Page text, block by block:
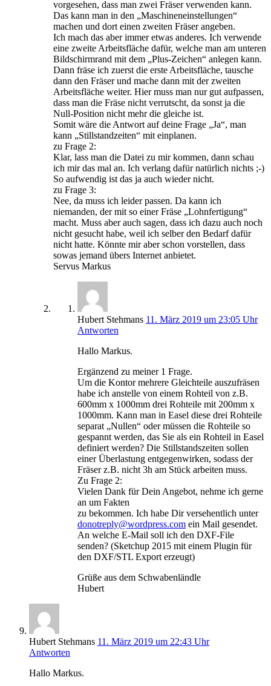
vorgesehen, dass man zwei Fräser verwenden kann.
Das kann man in den „Maschineneinstellungen“
machen und dort einen zweiten Fräser angeben.
Ich mach das aber immer etwas anderes. Ich verwende
eine zweite Arbeitsfläche dafür, welche man am unteren
Bildschirmrand mit dem „Plus-Zeichen“ anlegen kann.
Dann fräse ich zuerst die erste Arbeitsfläche, tausche
dann den Fräser und mache dann mit der zweiten
Arbeitsfläche weiter. Hier muss man nur gut aufpassen,
dass man die Fräse nicht verrutscht, da sonst ja die
Null-Position nicht mehr die gleiche ist.
Somit wäre die Antwort auf deine Frage „Ja“, man
kann „Stillstandzeiten“ mit einplanen.
zu Frage 2:
Klar, lass man die Datei zu mir kommen, dann schau
ich mir das mal an. Ich verlang dafür natürlich nichts ;-)
So aufwendig ist das ja auch wieder nicht.
zu Frage 3:
Nee, da muss ich leider passen. Da kann ich
niemanden, der mit so einer Fräse „Lohnfertigung“
macht. Muss aber auch sagen, dass ich dazu auch noch
nicht gesucht habe, weil ich selber den Bedarf dafür
nicht hatte. Könnte mir aber schon vorstellen, dass
sowas jemand übers Internet anbietet.
Servus Markus
Hubert Stehmans 11. März 2019 um 23:05 Uhr
Antworten
Hallo Markus.
Ergänzend zu meiner 1 Frage.
Um die Kontor mehrere Gleichteile auszufräsen
habe ich anstelle von einem Rohteil von z.B.
600mm x 1000mm drei Rohteile mit 200mm x
1000mm. Kann man in Easel diese drei Rohteile
separat „Nullen“ oder müssen die Rohteile so
gespannt werden, das Sie als ein Rohteil in Easel
definiert werden? Die Stillstandszeiten sollen
einer Überlastung entgegenwirken, sodass der
Fräser z.B. nicht 3h am Stück arbeiten muss.
Zu Frage 2:
Vielen Dank für Dein Angebot, nehme ich gerne
an um Fakten
zu bekommen. Ich habe Dir versehentlich unter
donotreply@wordpress.com ein Mail gesendet.
An welche E-Mail soll ich den DXF-File
senden? (Sketchup 2015 mit einem Plugin für
den DXF/STL Export erzeugt)
Grüße aus dem Schwabenländle
Hubert
Hubert Stehmans 11. März 2019 um 22:43 Uhr
Antworten
Hallo Markus.